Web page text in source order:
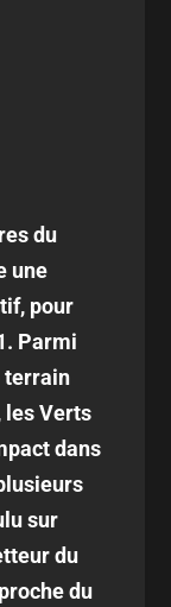
du
une
pour
Parmi
terrain
les Verts
dans
sur
du
du